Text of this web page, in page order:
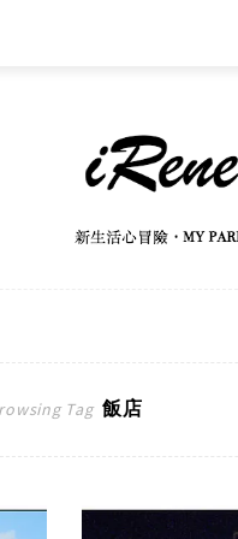
Tag 飯店